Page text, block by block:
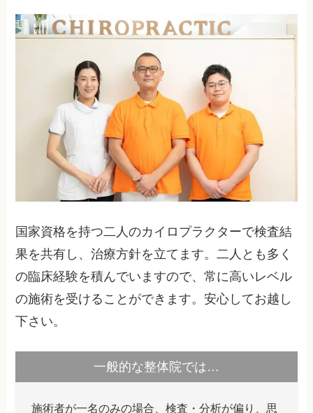
国家資格を持つ二人のカイロプラクターで検査結
果を共有し、治療方針を立てます。二人とも多く
の臨床経験を積んでいますので、常に高いレベル
の施術を受けることができます。安心してお越し
下さい。
一般的な整体院では…
施術者が一名のみの場合、検査・分析が偏り、思